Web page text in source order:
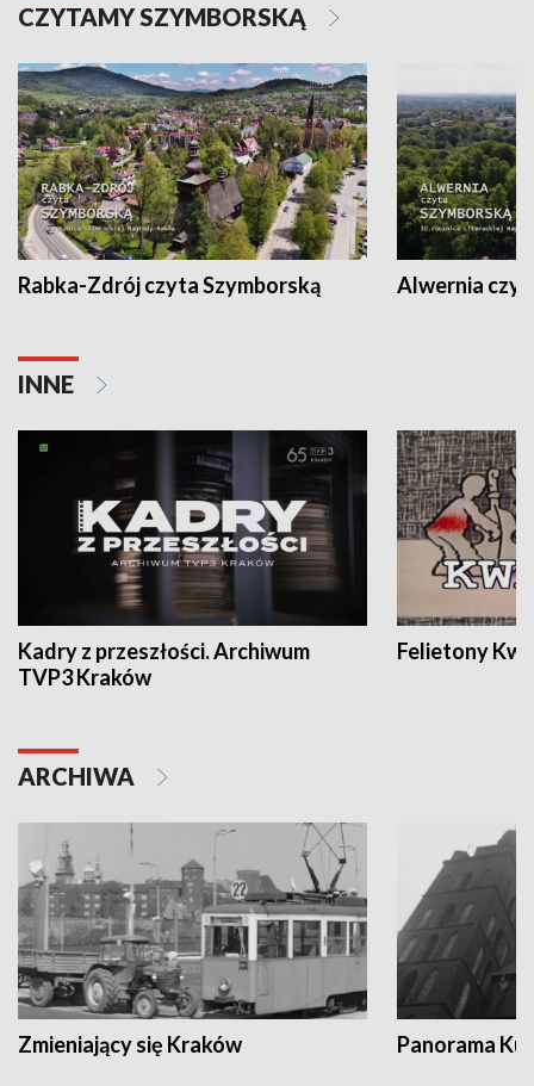
CZYTAMY SZYMBORSKĄ
Rabka-Zdrój czyta Szymborską Alwernia
INNE
Kadry z przeszłości. Archiwum
TVP3 Kraków
Felietony
ARCHIWA
Zmieniający się Kraków Panorama